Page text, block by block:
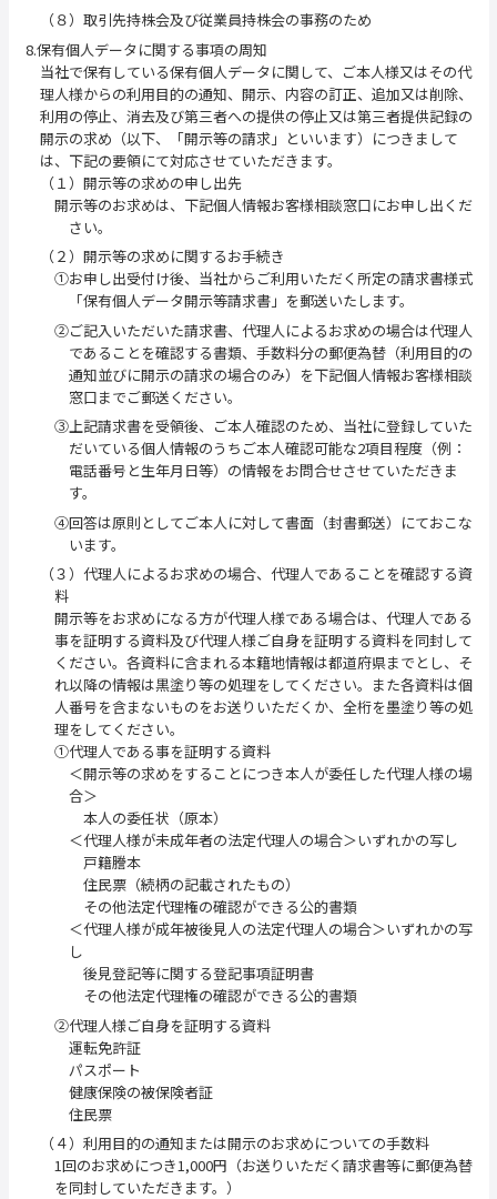
（８）取引先持株会及び従業員持株会の事務のため
8.保有個人データに関する事項の周知
当社で保有している保有個人データに関して、ご本人様又はその代
理人様からの利用目的の通知、開示、内容の訂正、追加又は削除、
利用の停止、消去及び第三者への提供の停止又は第三者提供記録の
開示の求め（以下、「開示等の請求」といいます）につきまして
は、下記の要領にて対応させていただきます。
（１）開示等の求めの申し出先
開示等のお求めは、下記個人情報お客様相談窓口にお申し出くだ
さい。
（２）開示等の求めに関するお手続き
①お申し出受付け後、当社からご利用いただく所定の請求書様式
「保有個人データ開示等請求書」を郵送いたします。
②ご記入いただいた請求書、代理人によるお求めの場合は代理人
であることを確認する書類、手数料分の郵便為替（利用目的の
通知並びに開示の請求の場合のみ）を下記個人情報お客様相談
窓口までご郵送ください。
③上記請求書を受領後、ご本人確認のため、当社に登録していた
だいている個人情報のうちご本人確認可能な2項目程度（例：
電話番号と生年月日等）の情報をお問合せさせていただきま
す。
④回答は原則としてご本人に対して書面（封書郵送）にておこな
います。
（３）代理人によるお求めの場合、代理人であることを確認する資
料
開示等をお求めになる方が代理人様である場合は、代理人である
事を証明する資料及び代理人様ご自身を証明する資料を同封して
ください。各資料に含まれる本籍地情報は都道府県までとし、そ
れ以降の情報は黒塗り等の処理をしてください。また各資料は個
人番号を含まないものをお送りいただくか、全桁を墨塗り等の処
理をしてください。
①代理人である事を証明する資料
＜開示等の求めをすることにつき本人が委任した代理人様の場
合＞
本人の委任状（原本）
＜代理人様が未成年者の法定代理人の場合＞いずれかの写し
戸籍謄本
住民票（続柄の記載されたもの）
その他法定代理権の確認ができる公的書類
＜代理人様が成年被後見人の法定代理人の場合＞いずれかの写
し
後見登記等に関する登記事項証明書
その他法定代理権の確認ができる公的書類
②代理人様ご自身を証明する資料
運転免許証
パスポート
健康保険の被保険者証
住民票
（４）利用目的の通知または開示のお求めについての手数料
1回のお求めにつき1,000円（お送りいただく請求書等に郵便為替
を同封していただきます。）